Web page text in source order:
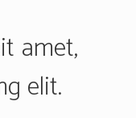
amet,
elit.